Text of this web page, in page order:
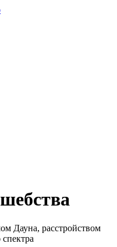
Дауна, расстройством
спектра